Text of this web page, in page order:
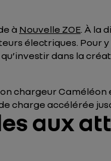
à Nouvelle ZOE. À la
électriques. Pour
dans la
chargeur Caméléon
charge accélérée
aux